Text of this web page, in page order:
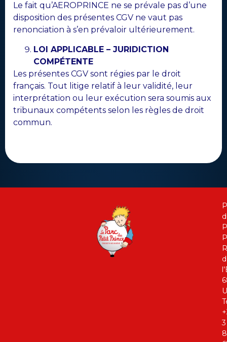
Le fait qu’AEROPRINCE ne se prévale pas d’une
disposition des présentes CGV ne vaut pas
renonciation à s’en prévaloir ultérieurement.
LOI APPLICABLE – JURIDICTION
COMPÉTENTE
Les présentes CGV sont régies par le droit
français. Tout litige relatif à leur validité, leur
interprétation ou leur exécution sera soumis aux
tribunaux compétents selon les règles de droit
commun.
3